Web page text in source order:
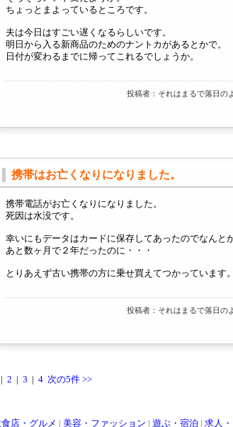
ちょっとまよっているところです。
夫は今日はすごい遅くなるらしいです。
明日から入る新商品のためのナントカがあるとかで。
日付が変わるまでに帰ってこれるでしょうか。
投稿者：それはまるで落日の
携帯はお亡くなりになりました。
携帯電話がお亡くなりになりました。
死因は水没です。
幸いにもデータはカードに保存してあったのでなんと
あと数ヶ月で２年だったのに・・・
とりあえず古い携帯の方に乗せ買えてつかっています。
投稿者：それはまるで落日の
2 3 4 次の5件 >>
店・グルメ 美容・ファッション 遊ぶ・宿泊 求人